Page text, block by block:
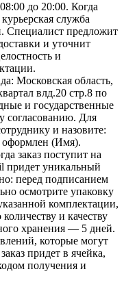
до 20:00. Когда
служба
Специалист предложит
и уточнит
и
Московская область,
влд.20 стр.8 по
и государственные
согласованию. Для
и назовите:
оформлен (Имя).
заказ поступит на
придет уникальный
перед подписанием
осмотрите упаковку
комплектации,
и качеству
хранения — 5 дней.
которые могут
придет в ячейка,
получения и